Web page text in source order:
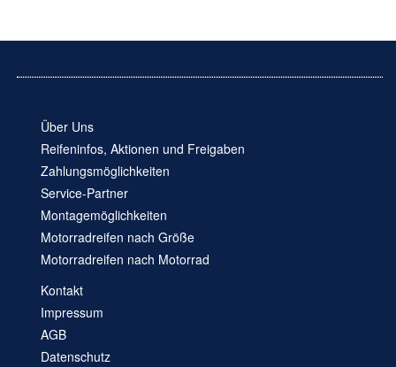
Über Uns
Reifeninfos, Aktionen und Freigaben
Zahlungsmöglichkeiten
Service-Partner
Montagemöglichkeiten
Motorradreifen nach Größe
Motorradreifen nach Motorrad
Kontakt
Impressum
AGB
Datenschutz